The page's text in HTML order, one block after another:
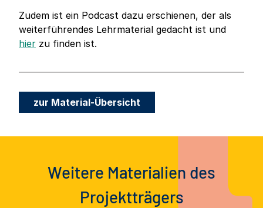
Zudem ist ein Podcast dazu erschienen, der als
weiterführendes Lehrmaterial gedacht ist und
hier zu finden ist.
zur Material-Übersicht
Weitere Materialien des
Projektträgers